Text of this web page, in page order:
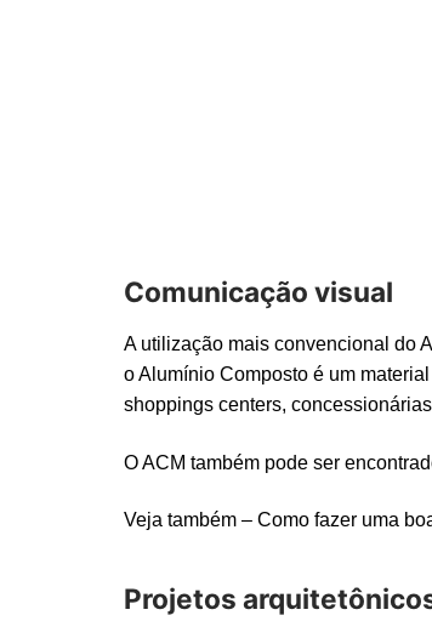
Comunicação visual
A utilização mais convencional do
o Alumínio Composto é um
shoppings centers,
O ACM também pode ser
Veja também – Como fazer uma
Projetos